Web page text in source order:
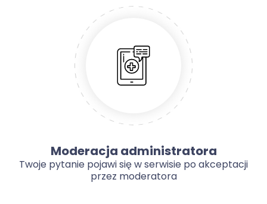
Moderacja administratora
Twoje pytanie pojawi się w serwisie po akceptacji
przez moderatora